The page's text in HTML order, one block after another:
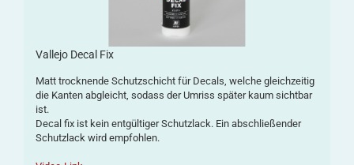
Vallejo Decal Fix
Matt trocknende Schutzschicht für Decals, welche gleichzeitig
die Kanten abgleicht, sodass der Umriss später kaum sichtbar
ist.
Decal fix ist kein entgültiger Schutzlack. Ein abschließender
Schutzlack wird empfohlen.